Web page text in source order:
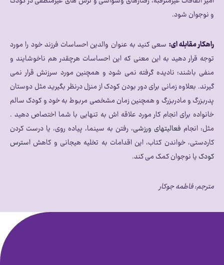
و نوجوان شود.
راهکار مقابله ای: سعی کنید به عنوان والدین احساسات فرزند خود را مورد
توجه قرار دهید به این معنی که این احساسات هرچقدر هم ناخوشایند و
منفی باشند؛ نادیده گرفته نمی شود و همچنین مورد سرزنش قرار نمی
گیرند. بعلاوه زمانی برای دور بودن کودک از منزل درنظر بگیرید مثل دوستان
پدربزرگ و مادربزرگ و همچنین زمان مشخصی مربوط به خود و کودک سالم
خانواده برای انجام کار مورد علاقه اش به تنهایی با شما اختصاص دهید .
مثل: انجام فعالیتهای ورزشی، رفتن به سینما، پیاده روی، یا درست کردن
کاردستی، خواندن کتاب، این اقدامات به تخلیه هیجانی و کاهش استرس
کودکیا نوجوان کمک می کند.
مترجم:فاطمه جوکار